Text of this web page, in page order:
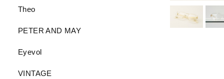
Theo
PETER AND MAY
Eyevol
VINTAGE